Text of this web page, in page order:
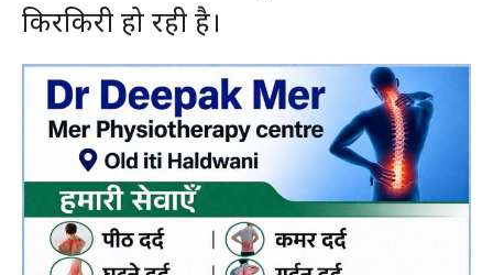
किरकिरी हो रही है।